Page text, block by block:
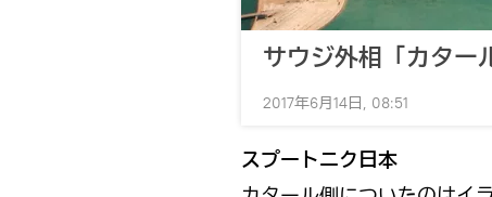
サウジ外相「カター
2017年6月14日, 08:51
スプートニク日本